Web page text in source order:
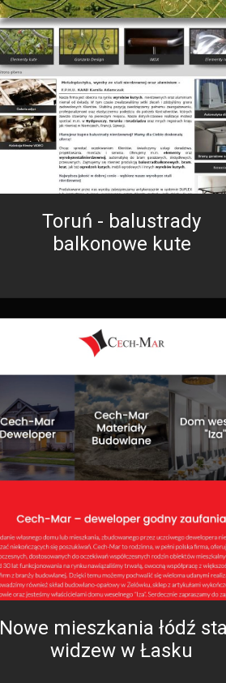
Toruń - balustrady
balkonowe kute
Nowe mieszkania łódź
widzew w Łasku